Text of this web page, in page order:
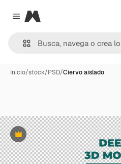
Close menu
Magnific
Inicio/stock/PSD/Ciervo aislado
Premium